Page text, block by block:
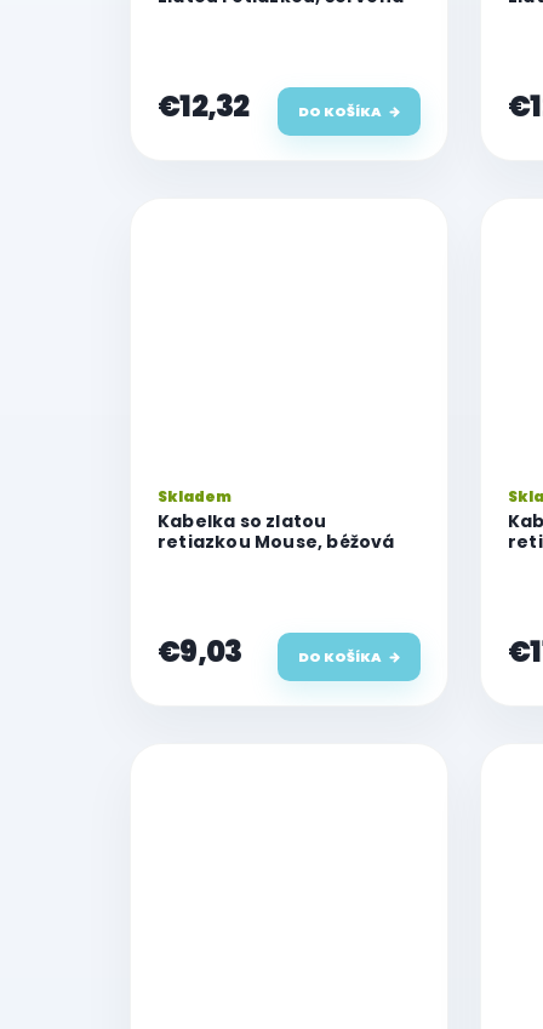
€12,32 DO KOŠÍKA
Kabelka so zlatou
retiazkou Mouse, béžová
Skladem
€9,03 DO KOŠÍKA